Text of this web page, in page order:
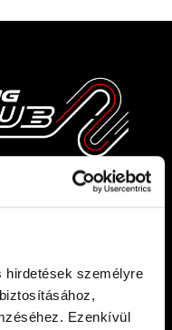
hirdetések személyre
Ezenkívül
news and